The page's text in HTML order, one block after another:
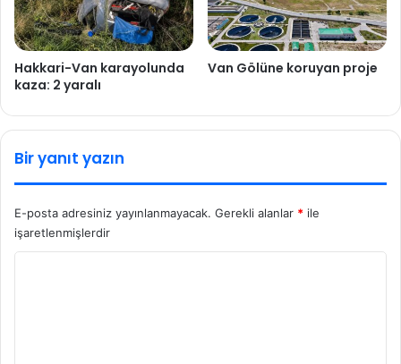
Hakkari-Van karayolunda
kaza: 2 yaralı
Van Gölüne koruyan proje
Bir yanıt yazın
E-posta adresiniz yayınlanmayacak. Gerekli alanlar * ile
işaretlenmişlerdir